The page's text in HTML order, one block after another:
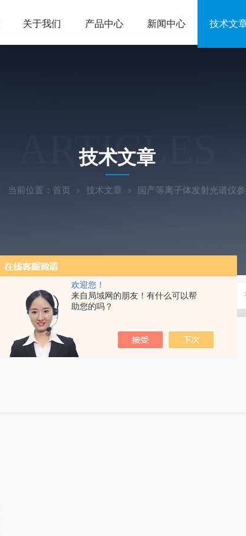
欢迎您！
来自局域网的朋友！有什么可以帮
助您的吗？
关于我们 产品中心 新闻中心 技术文
ARTICLES
技术文章
当前位置： 首页 技术文章 国产等离子体发射光谱仪
面型XRD衍射仪 岛津进口紫外分光光度计 蔡司